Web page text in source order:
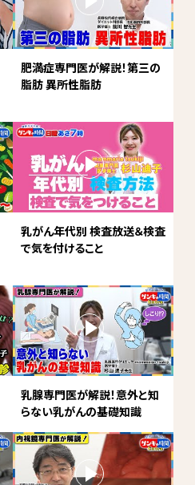
肥満症専門医が解説！第三の
脂肪 異所性脂肪
乳がん年代別 検査放送＆検査
で気を付けること
乳腺専門医が解説！意外と知
らない乳がんの基礎知識